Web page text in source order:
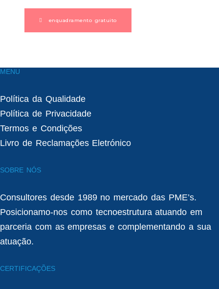
enquadramento gratuito
MENU
Política da Qualidade
Política de Privacidade
Termos e Condições
Livro de Reclamações Eletrónico
SOBRE NÓS
Consultores desde 1989 no mercado das PME’s.
Posicionamo-nos como tecnoestrutura atuando em
parceria com as empresas e complementando a sua
atuação.
CERTIFICAÇÕES